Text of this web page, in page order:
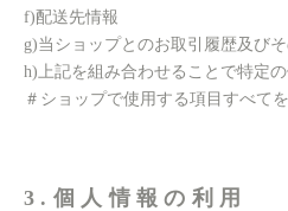
f)配送先情報
g)当ショップとのお取引履歴及び
h)上記を組み合わせることで特定
＃ショップで使用する項目すべて
3.個人情報の利用